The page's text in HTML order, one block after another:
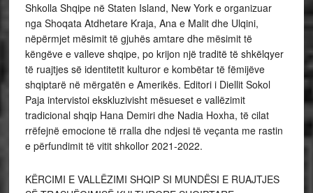
Shkolla Shqipe në Staten Island, New York e organizuar
nga Shoqata Atdhetare Kraja, Ana e Malit dhe Ulqini,
nëpërmjet mësimit të gjuhës amtare dhe mësimit të
këngëve e valleve shqipe, po krijon një traditë të shkëlqyer
të ruajtjes së identitetit kulturor e kombëtar të fëmijëve
shqiptarë në mërgatën e Amerikës. Editori i Diellit Sokol
Paja intervistoi ekskluzivisht mësueset e vallëzimit
tradicional shqip Hana Demiri dhe Nadia Hoxha, të cilat
rrëfejnë emocione të rralla dhe ndjesi të veçanta me rastin
e përfundimit të vitit shkollor 2021-2022.
KËRCIMI E VALLËZIMI SHQIP SI MUNDËSI E RUAJTJES